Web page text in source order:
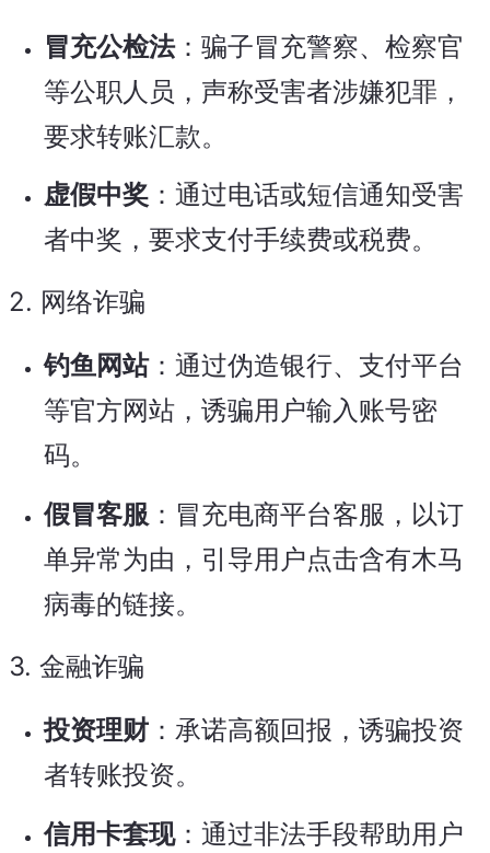
冒充公检法：骗子冒充警察、检察官
等公职人员，声称受害者涉嫌犯罪，
要求转账汇款。
虚假中奖 ：通过电话或短信通知受害
者中奖，要求支付手续费或税费。
2. 网络诈骗
钓鱼网站：通过伪造银行、支付平台
等官方网站，诱骗用户输入账号密
码。
假冒客服 ：冒充电商平台客服，以订
单异常为由，引导用户点击含有木马
病毒的链接。
3. 金融诈骗
投资理财 ：承诺高额回报，诱骗投资
者转账投资。
信用卡套现：通过非法手段帮助用户